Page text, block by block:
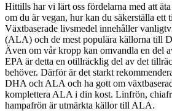
Hittills har vi lärt oss fördelarna med att
om du är vegan, hur kan du säkerställa ett
Växtbaserade livsmedel innehåller
(ALA) och de mest populära källorna till
Även om vår kropp kan omvandla en del
EPA är detta en otillräcklig del av det
behöver. Därför är det starkt
DHA och ALA och ha gott om
komplettera ALA i din kost. Linfrön,
hampafrön är utmärkta källor till ALA.